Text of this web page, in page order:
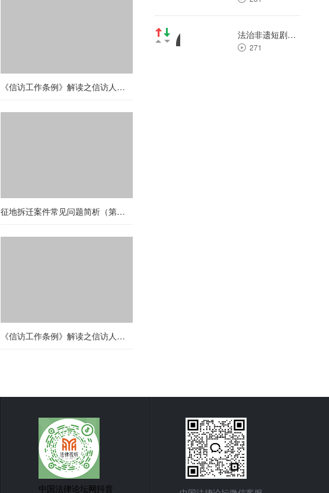
《信访工作条例》解读之信访人—第十九期：对信访部门收到信访事项未依据法规办理的处理
征地拆迁案件常见问题简析（第三十期）村无证房屋权利人享有诉权
《信访工作条例》解读之信访人—第四期：以走访形式信访的具体要求
法治非遗短剧场 | 大郑剪纸
271
中国法律论坛网抖音